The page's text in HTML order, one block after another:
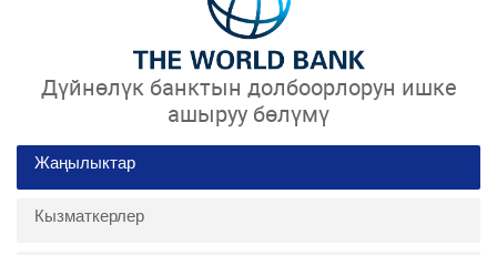
Дүйнөлүк банктын долбоорлорун ишке
ашыруу бөлүмү
Жаңылыктар
Кызматкерлер